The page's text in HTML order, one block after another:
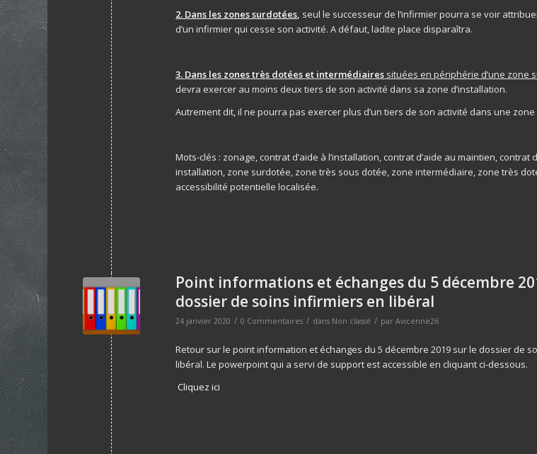
2. Dans les zones surdotées, seul le successeur de l’infirmier pourra se voir
d’un infirmier qui cesse son activité. A défaut, ladite place disparaîtra.
3. Dans les zones très dotées et intermédiaires situées en périphérie d’une zone
devra exercer au moins deux tiers de son activité dans sa zone d’installation.
Autrement dit, il ne pourra pas exercer plus d’un tiers de son activité dans une
Mots-clés : zonage, contrat d’aide à l’installation, contrat d’aide au maintien, contrat
installation, zone surdotée, zone très sous dotée, zone intermédiaire, zone très
accessibilité potentielle localisée.
Point informations et échanges du 5 décembre
dossier de soins infirmiers en libéral
24 janvier 2020 / 0 Commentaires / dans Non classé / parAvicenne26
Retour sur le point information et échanges du 5 décembre 2019 sur le dossier de
libéral. Le powerpoint qui a servi de support est accessible en cliquant ci-dessous.
Cliquez ici